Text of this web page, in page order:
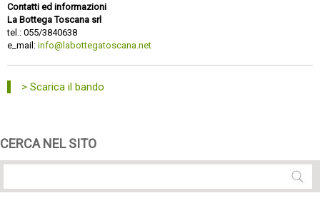
Contatti ed informazioni
La Bottega Toscana srl
tel.: 055/3840638
e_mail: info@labottegatoscana.net
> Scarica il bando
CERCA NEL SITO